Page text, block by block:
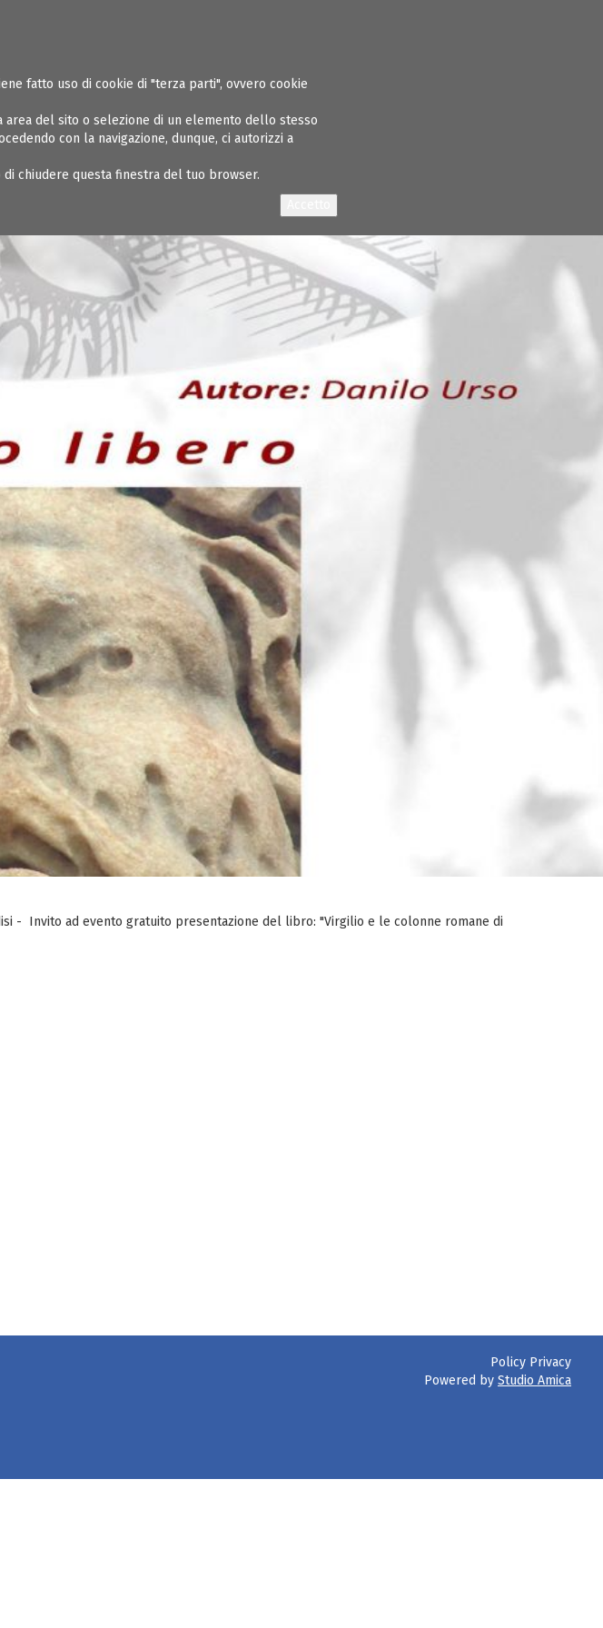
fatto uso di cookie di "terza parti", ovvero cookie
area del sito o selezione di un elemento dello stesso
con la navigazione, dunque, ci autorizzi a
chiudere questa finestra del tuo browser.
AMMINISTRAZIONE TRASPARENTE ALBO INGEGNERI
- Invito ad evento gratuito presentazione del libro: "Virgilio e le colonne romane di
Policy Privacy
Powered by Studio Amica